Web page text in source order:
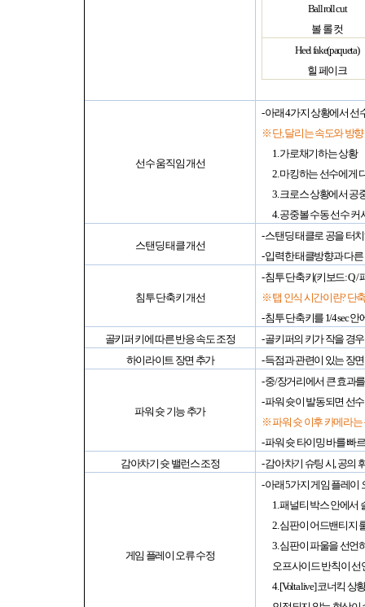
Ball roll cut
볼 롤 컷
Heel fake(paqueta)
힐 페이크
선수 움직임 개선
-아래4가지 상황에서 선
※ 단,달리는 속도와 방
1.가로채기하는 상황
2.마킹하는 선수에게
3.크로스 상황에서 공
4.공중볼 수동 선수 커
스탠딩 태클 개선
-스탠딩 태클로 공을 터
-입력한 태클방향과 다
침투 단축키 개선
-침투 단축키(키보드: Q /
※ 탭 인식 시간이란?단
-침투 단축키를 1/4 sec안
골키퍼 키에 따른 반응 속도 조정
-골키퍼의 키가 작을 경
하이라이트 장면 추가
-득점과 관련이 있는 장
파워 슛 기능 추가
-중/장거리에서 큰 효과
-파워 슛이 발동되면 선
※ 파워 슛 이후 카메라
-파워 슛 타이밍 바를 빠
감아차기 슛 밸런스 조정
-감아차기 슈팅 시,공의
게임 플레이 오류 수정
-아래5가지 게임 플레이
1.패널티 박스 안에서
2.심판이 어드밴티지
3.심판이 파울을 선언
오프사이드 반칙이 선
4. [Volta live]코너킥 상